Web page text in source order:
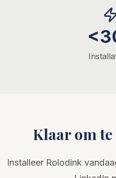
Klaar om
Installeer Rolodink